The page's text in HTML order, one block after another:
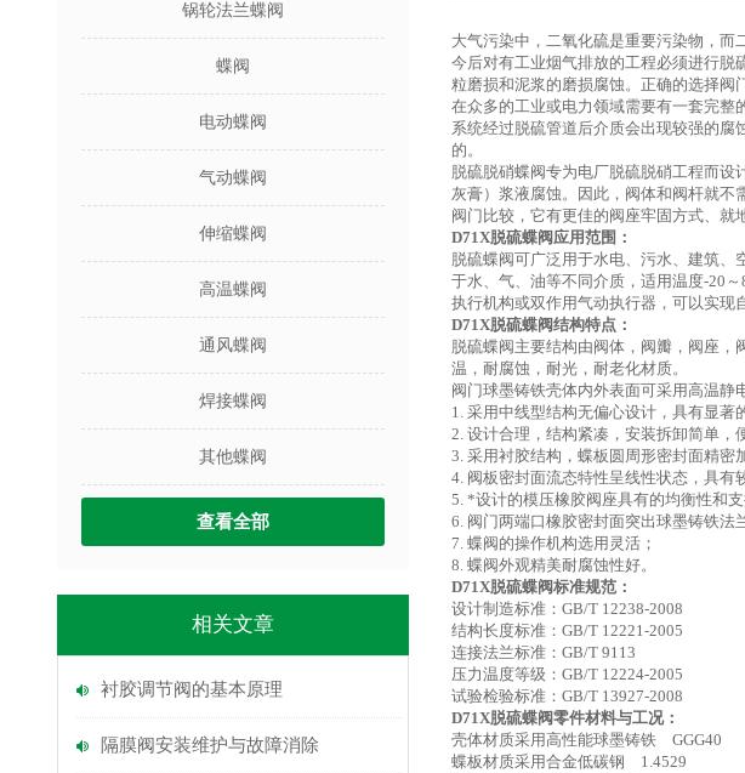
锅轮法兰蝶阀
蝶阀
电动蝶阀
气动蝶阀
伸缩蝶阀
高温蝶阀
通风蝶阀
焊接蝶阀
其他蝶阀
查看全部
相关文章
衬胶调节阀的基本原理
隔膜阀安装维护与故障消除
大气污染中，二氧化硫是重要污染物，
今后对有工业烟气排放的工程必须进行脱
粒磨损和泥浆的磨损腐蚀。正确的选择阀
在众多的工业或电力领域需要有一套完整
系统经过脱硫管道后介质会出现较强的
的。
脱硫脱硝蝶阀专为电厂脱硫脱硝工程而
灰膏）浆液腐蚀。因此，阀体和阀杆就
阀门比较，它有更佳的阀座牢固方式、就
D71X脱硫蝶阀应用范围：
脱硫蝶阀可广泛用于水电、污水、建筑
于水、气、油等不同介质，适用温度-20
执行机构或双作用气动执行器，可以实现
D71X脱硫蝶阀结构特点：
脱硫蝶阀主要结构由阀体，阀瓣，阀座
温，耐腐蚀，耐光，耐老化材质。
阀门球墨铸铁壳体内外表面可采用高温
1. 采用中线型结构无偏心设计，具有显著
2. 设计合理，结构紧凑，安装拆卸简单，
3. 采用衬胶结构，蝶板圆周形密封面精密
4. 阀板密封面流态特性呈线性状态，具有
5. *设计的模压橡胶阀座具有的均衡性和
6. 阀门两端口橡胶密封面突出球墨铸铁
7. 蝶阀的操作机构选用灵活；
8. 蝶阀外观精美耐腐蚀性好。
D71X脱硫蝶阀标准规范：
设计制造标准：GB/T 12238-2008
结构长度标准：GB/T 12221-2005
连接法兰标准：GB/T 9113
压力温度等级：GB/T 12224-2005
试验检验标准：GB/T 13927-2008
D71X脱硫蝶阀零件材料与工况：
壳体材质采用高性能球墨铸铁 GGG40
蝶板材质采用合金低碳钢 1.4529